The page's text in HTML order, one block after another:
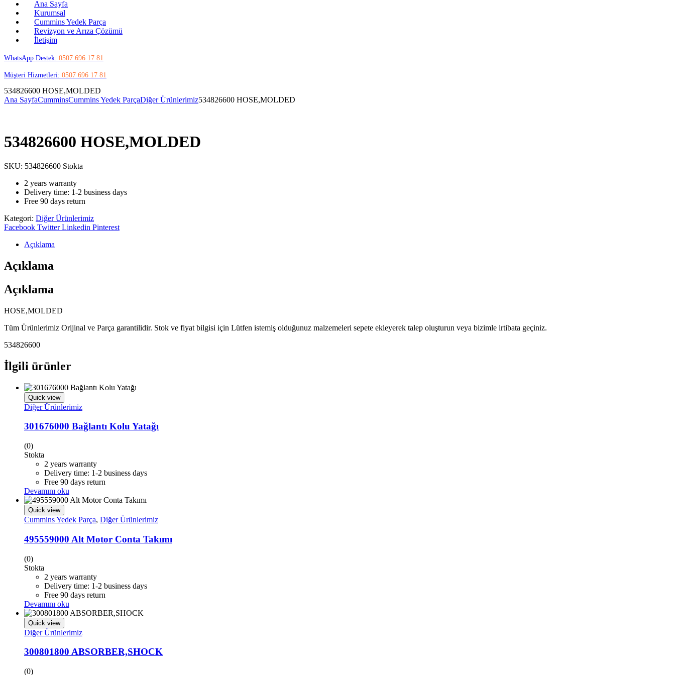
Ana Sayfa
Kurumsal
Cummins Yedek Parça
Revizyon ve Arıza Çözümü
İletişim
WhatsApp Destek: 0507 696 17 81
Müşteri Hizmetleri: 0507 696 17 81
534826600 HOSE,MOLDED
Ana SayfaCumminsCummins Yedek ParçaDiğer Ürünlerimiz534826600 HOSE,MOLDED
534826600 HOSE,MOLDED
SKU: 534826600 Stokta
2 years warranty
Delivery time: 1-2 business days
Free 90 days return
Kategori: Diğer Ürünlerimiz
Share:
Facebook Twitter Linkedin Pinterest
Açıklama
Açıklama
Açıklama
HOSE,MOLDED
Tüm Ürünlerimiz Orijinal ve Parça garantilidir. Stok ve fiyat bilgisi için Lütfen istemiş olduğunuz malzemeleri sepete ekleyerek talep oluşturun veya bizimle irtibata geçiniz.
534826600
İlgili ürünler
Quick view
Diğer Ürünlerimiz
301676000 Bağlantı Kolu Yatağı
(0)
Stokta
2 years warranty
Delivery time: 1-2 business days
Free 90 days return
Devamını oku
Quick view
Cummins Yedek Parça, Diğer Ürünlerimiz
495559000 Alt Motor Conta Takımı
(0)
Stokta
2 years warranty
Delivery time: 1-2 business days
Free 90 days return
Devamını oku
Quick view
Diğer Ürünlerimiz
300801800 ABSORBER,SHOCK
(0)